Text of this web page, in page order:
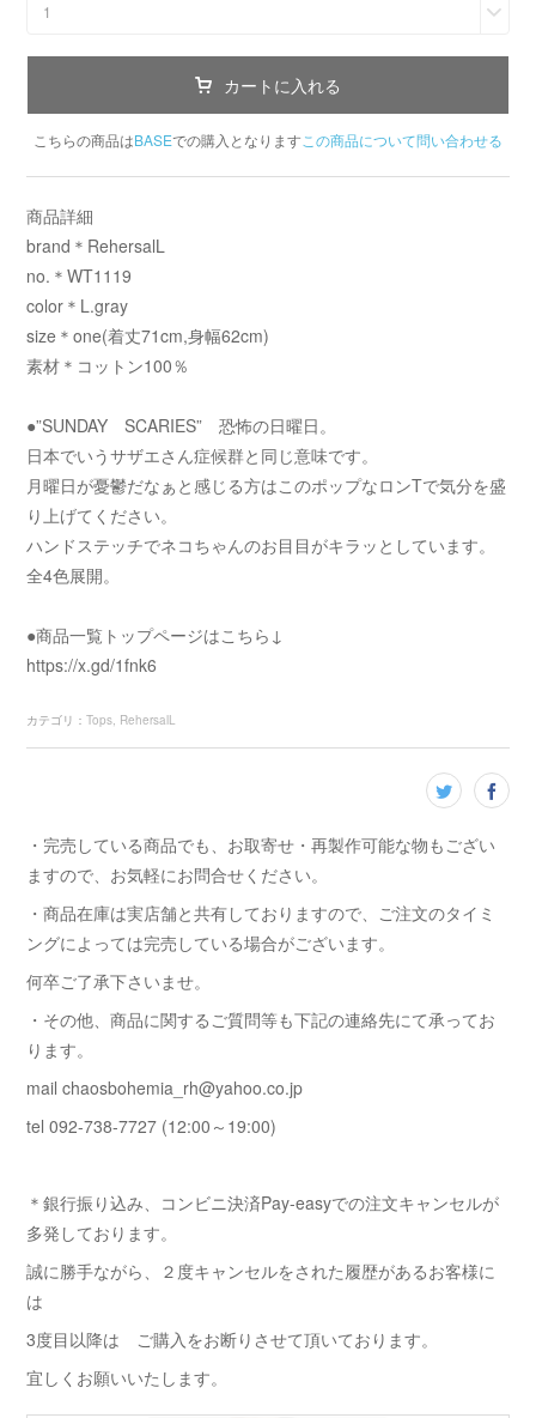
1
カートに入れる
こちらの商品はBASEでの購入となります この商品について問い合わせる
商品詳細
brand＊RehersalL
no.＊WT1119
color＊L.gray
size＊one(着丈71cm,身幅62cm)
素材＊コットン100％
●”SUNDAY SCARIES” 恐怖の日曜日。
日本でいうサザエさん症候群と同じ意味です。
月曜日が憂鬱だなぁと感じる方はこのポップなロンTで気分を盛
り上げてください。
ハンドステッチでネコちゃんのお目目がキラッとしています。
全4色展開。
●商品一覧トップページはこちら↓
https://x.gd/1fnk6
カテゴリ ：Tops RehersalL
・完売している商品でも、お取寄せ・再製作可能な物もござい
ますので、お気軽にお問合せください。
・商品在庫は実店舗と共有しておりますので、ご注文のタイミ
ングによっては完売している場合がございます。
何卒ご了承下さいませ。
・その他、商品に関するご質問等も下記の連絡先にて承ってお
ります。
mail chaosbohemia_rh@yahoo.co.jp
tel 092-738-7727 (12:00～19:00)
＊銀行振り込み、コンビニ決済Pay-easyでの注文キャンセルが
多発しております。
誠に勝手ながら、２度キャンセルをされた履歴があるお客様に
は
3度目以降は ご購入をお断りさせて頂いております。
宜しくお願いいたします。